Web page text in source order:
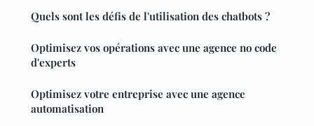
Quels sont les défis de l'utilisation des chatbots ?
Optimisez vos opérations avec une agence no code
d'experts
Optimisez votre entreprise avec une agence
automatisation